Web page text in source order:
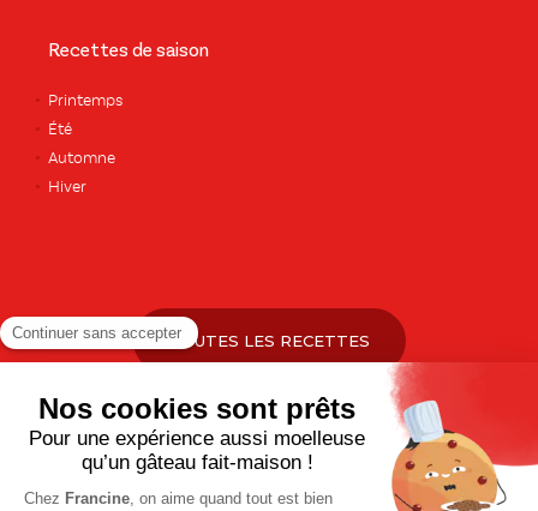
Recettes de saison
Printemps
Été
Automne
Hiver
TOUTES LES RECETTES
Pour votre santé, pratiquez une activité physique régulière. Plus
d’infos surwww.mangerbouger.fr